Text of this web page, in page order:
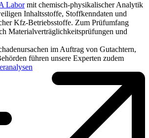
Labormit chemisch-physikalischer Analytik
Inhaltsstoffe, Stoffkenndaten und
Kfz-Betriebsstoffe. Zum Prüfumfang
Materialverträglichkeitsprüfungen und
im Auftrag von Gutachtern,
führen unsere Experten zudem